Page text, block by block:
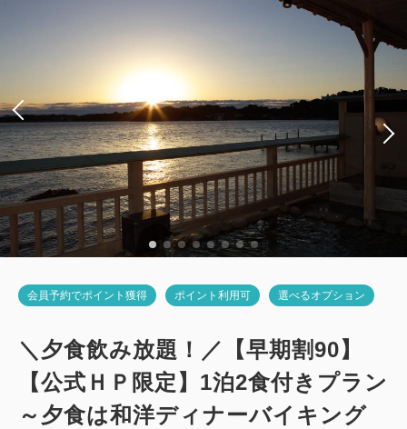
税・サービス料込
会員価格 円~
大人2名
税・サービス料込
合計 24,800 円~
詳細 日付を選択
会員予約でポイント獲得 ポイント利用可 選べるオプション
＼夕食飲み放題！／【早期割90】
【公式ＨＰ限定】1泊2食付きプラン
～夕食は和洋ディナーバイキング